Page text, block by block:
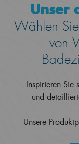
Unser
Wählen
von
Inspirieren Sie
und
Unsere